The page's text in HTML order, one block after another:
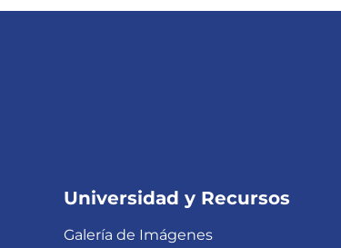
Universidad y Recursos
Galería de Imágenes